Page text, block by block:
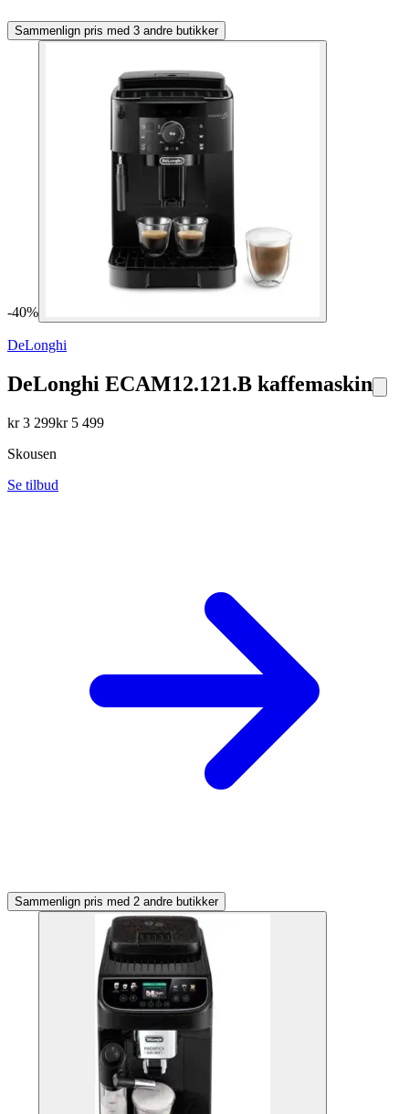
Sammenlign pris med 3 andre butikker
-40%
DeLonghi
DeLonghi ECAM12.121.B kaffemaskin
kr3 299kr 5 499
Skousen
Se tilbud
Sammenlign pris med 2 andre butikker